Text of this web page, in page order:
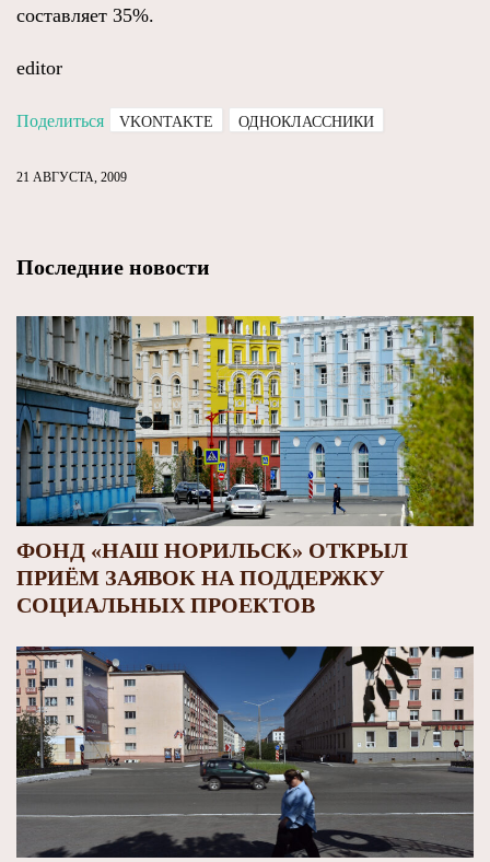
составляет 35%.
editor
Поделиться VKONTAKTE ОДНОКЛАССНИКИ
21 АВГУСТА, 2009
Последние новости
ФОНД «НАШ НОРИЛЬСК» ОТКРЫЛ
ПРИЁМ ЗАЯВОК НА ПОДДЕРЖКУ
СОЦИАЛЬНЫХ ПРОЕКТОВ